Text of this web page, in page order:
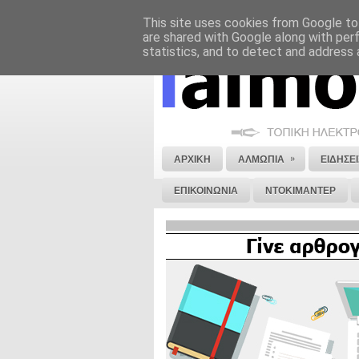
ΝΟΜΙΚΗ ΣΗΜΕΙΩΣΗ ΔΙΑΦΗΜΙΣΗ
ΑΡΧΙΚΗ ΑΛΜΩΠΙΑ »
ΕΠΙΚΟΙΝΩΝΙΑ ΝΤΟΚΙΜΑΝΤΕΡ
This site uses cookies from Google
are shared with Google along with
statistics, and to detect and address